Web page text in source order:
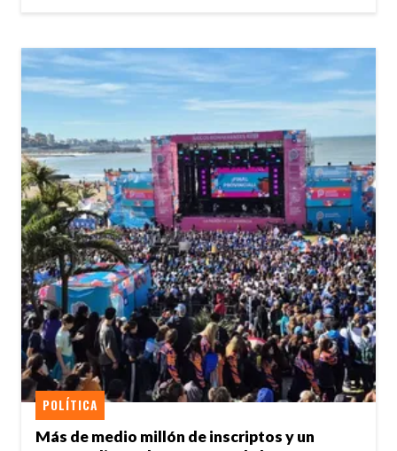
Más de medio millón de inscriptos y un
POLÍTICA